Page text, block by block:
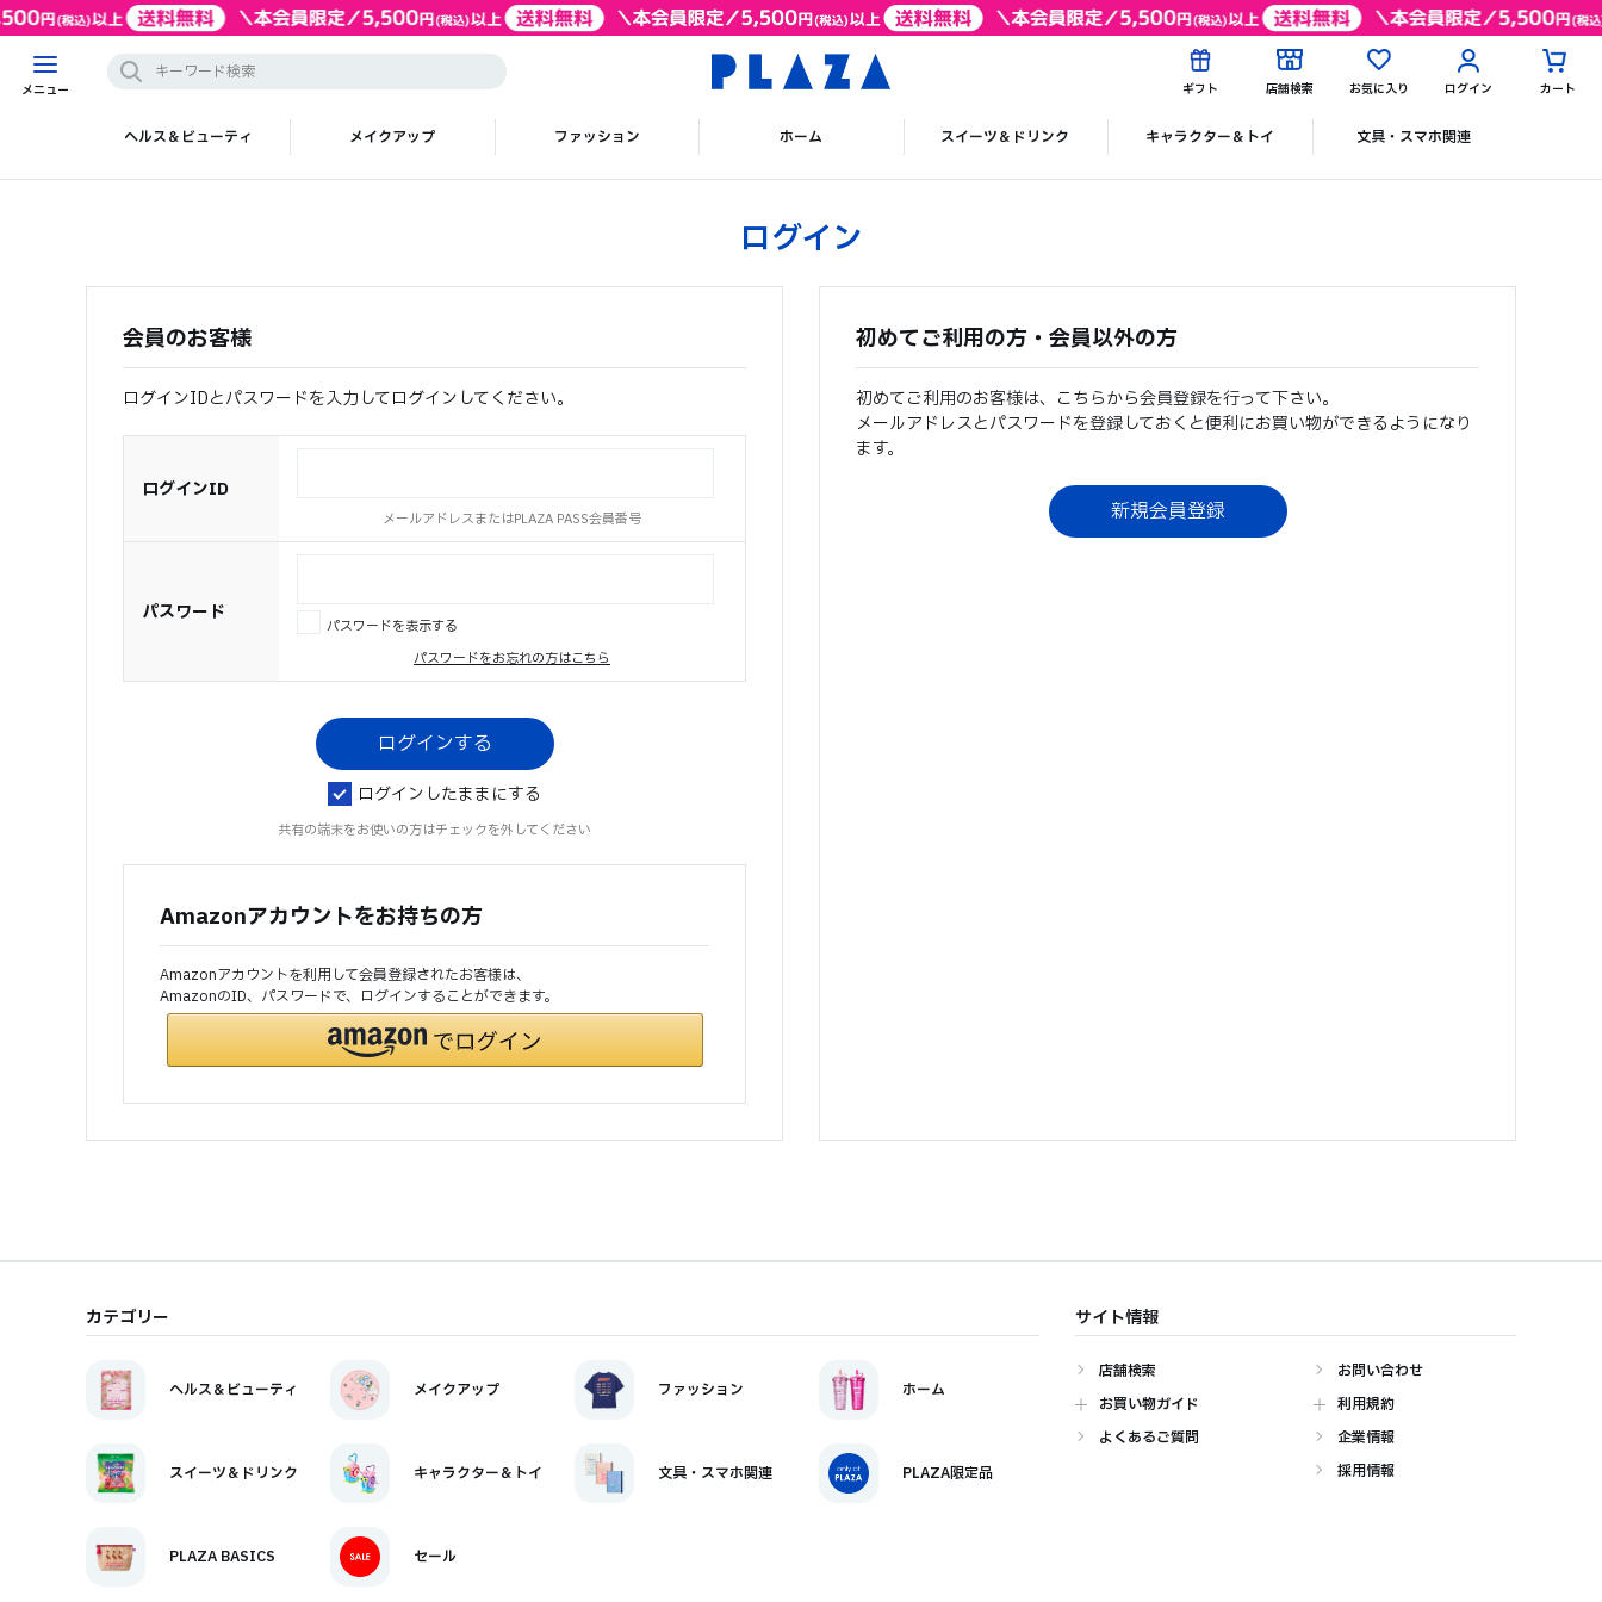
メニュー ギフト 店舗検索 お気に入り ログイン カート
ヘルス＆ビューティ メイクアップ ファッション ホーム スイーツ＆ドリンク キャラクター＆トイ 文具・スマホ関連
ログイン
会員のお客様
ログインIDとパスワードを入力してログインしてください。
ログインID
メールアドレスまたはPLAZA PASS会員番号
パスワード
パスワードを表示する
パスワードをお忘れの方はこちら
ログインしたままにする
共有の端末をお使いの方はチェックを外してください
Amazonアカウントをお持ちの方
Amazonアカウントを利用して会員登録されたお客様は、
AmazonのID、パスワードで、ログインすることができます。
初めてご利用の方・会員以外の方
初めてご利用のお客様は、こちらから会員登録を行って下さい。
メールアドレスとパスワードを登録しておくと便利にお買い物ができるようになり
ます。
カテゴリー
ヘルス＆ビューティ メイクアップ ファッション ホーム
スイーツ＆ドリンク キャラクター＆トイ 文具・スマホ関連 PLAZA限定品
PLAZA BASICS セール
サイト情報
店舗検索
お買い物ガイド
よくあるご質問
お問い合わせ
利用規約
企業情報
採用情報